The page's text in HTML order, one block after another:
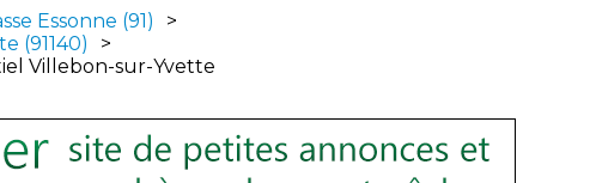
Essonne (91)
>
(91140)
>
Villebon-sur-Yvette